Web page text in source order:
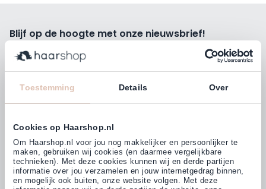
Toestemming Details Over
Cookies op Haarshop.nl
Om Haarshop.nl voor jou nog makkelijker en persoonlijker te
maken, gebruiken wij cookies (en daarmee vergelijkbare
technieken). Met deze cookies kunnen wij en derde partijen
informatie over jou verzamelen en jouw internetgedrag binnen,
en mogelijk ook buiten, onze website volgen. Met deze
Blijf op de hoogte met onze nieuwsbrief!
Ontvang wekelijks de beste kortingsacties, tips en nieuws
rechtstreeks in jou e-mailbox.
E-mailadres
Inschrijven
Volg ons
Klanten beoordelen ons met